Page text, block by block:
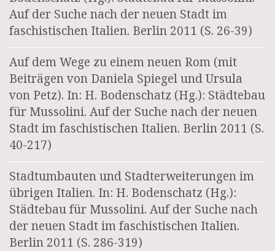
Auf der Suche nach der neuen Stadt im
faschistischen Italien. Berlin 2011 (S. 26-39)
Auf dem Wege zu einem neuen Rom (mit
Beiträgen von Daniela Spiegel und Ursula
von Petz). In: H. Bodenschatz (Hg.): Städtebau
für Mussolini. Auf der Suche nach der neuen
Stadt im faschistischen Italien. Berlin 2011 (S.
40-217)
Stadtumbauten und Stadterweiterungen im
übrigen Italien. In: H. Bodenschatz (Hg.):
Städtebau für Mussolini. Auf der Suche nach
der neuen Stadt im faschistischen Italien.
Berlin 2011 (S. 286-319)